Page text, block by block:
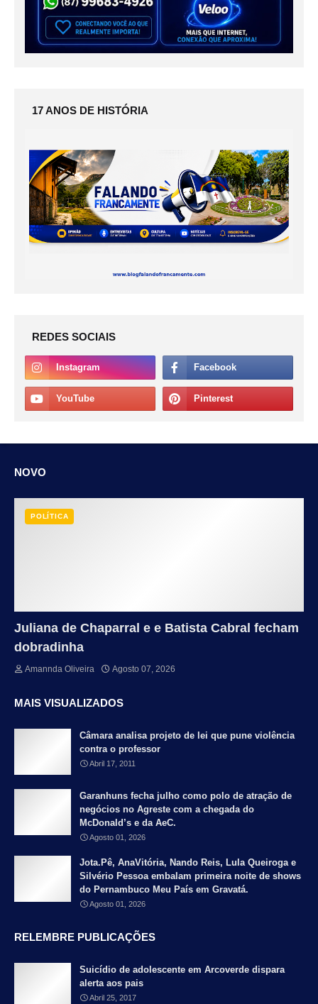
17 ANOS DE HISTÓRIA
REDES SOCIAIS
NOVO
POLÍTICA
Juliana de Chaparral e e Batista Cabral fecham
dobradinha
Amannda Oliveira Agosto 07, 2026
MAIS VISUALIZADOS
Câmara analisa projeto de lei que pune violência
contra o professor
Abril 17, 2011
Garanhuns fecha julho como polo de atração de
negócios no Agreste com a chegada do
McDonald’s e da AeC.
Agosto 01, 2026
Jota.Pê, AnaVitória, Nando Reis, Lula Queiroga e
Silvério Pessoa embalam primeira noite de shows
do Pernambuco Meu País em Gravatá.
Agosto 01, 2026
RELEMBRE PUBLICAÇÕES
Suicídio de adolescente em Arcoverde dispara
alerta aos pais
Abril 25, 2017